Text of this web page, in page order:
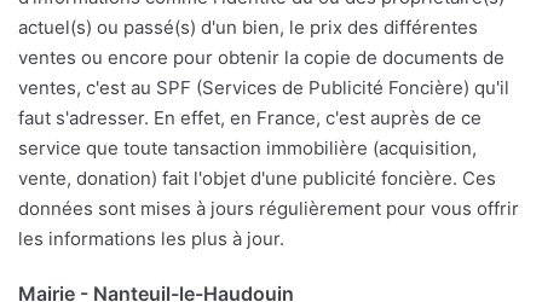
actuel(s) ou passé(s) d'un bien, le prix des différentes
ventes ou encore pour obtenir la copie de documents de
ventes, c'est au SPF (Services de Publicité Foncière) qu'il
faut s'adresser. En effet, en France, c'est auprès de ce
service que toute tansaction immobilière (acquisition,
vente, donation) fait l'objet d'une publicité foncière. Ces
données sont mises à jours régulièrement pour vous offrir
les informations les plus à jour.
Mairie - Nanteuil-le-Haudouin